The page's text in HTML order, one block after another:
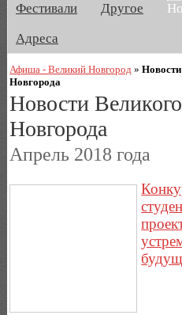
Фестивали
Другое
Адреса
Афиша - Великий Новгород »
Новгорода
Новости Великого
Новгорода
Апрель 2018 года